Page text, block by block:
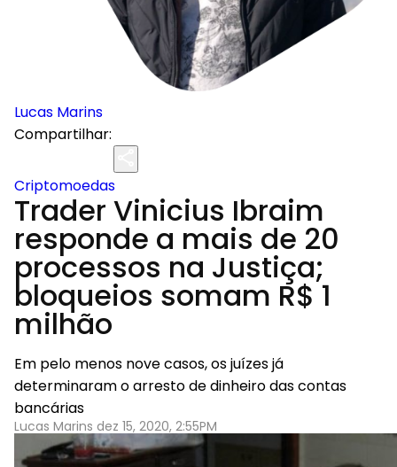
Lucas Marins
Compartilhar:
Criptomoedas
Trader Vinicius Ibraim
responde a mais de 20
processos na Justiça;
bloqueios somam R$ 1
milhão
Em pelo menos nove casos, os juízes já
determinaram o arresto de dinheiro das contas
bancárias
Lucas Marins dez 15, 2020, 2:55PM